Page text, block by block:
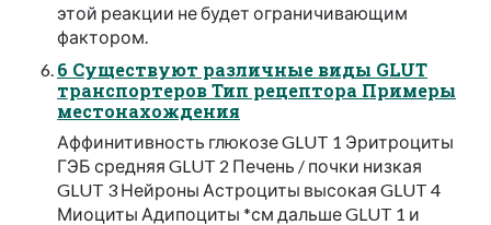
этой реакции не будет ограничивающим
фактором.
6 Существуют различные виды GLUT
транспортеров Тип рецептора Примеры
местонахождения
Аффинитивность глюкозе GLUT 1 Эритроциты
ГЭБ средняя GLUT 2 Печень / почки низкая
GLUT 3 Нейроны Астроциты высокая GLUT 4
Миоциты Адипоциты *см дальше GLUT 1 и